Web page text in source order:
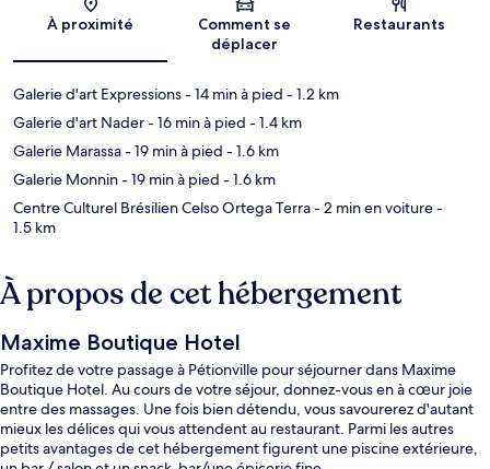
Carte
À proximité
Comment se
déplacer
Restaurants
Galerie d'art Expressions- 14 min à pied - 1.2 km
Galerie d'art Nader- 16 min à pied - 1.4 km
Galerie Marassa- 19 min à pied - 1.6 km
Galerie Monnin- 19 min à pied - 1.6 km
Centre Culturel Brésilien Celso Ortega Terra- 2 min en voiture-
1.5 km
À propos de cet hébergement
Maxime Boutique Hotel
Profitez de votre passage à Pétionville pour séjourner dans Maxime
Boutique Hotel. Au cours de votre séjour, donnez-vous en à cœur joie
entre des massages. Une fois bien détendu, vous savourerez d'autant
mieux les délices qui vous attendent au restaurant. Parmi les autres
petits avantages de cet hébergement figurent une piscine extérieure,